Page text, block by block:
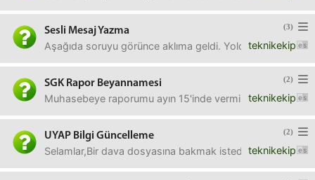
(3)
Sesli Mesaj Yazma
teknikekip
Aşağıda soruyu görünce aklıma geldi. Yolculuk
(2)
SGK Rapor Beyannamesi
teknikekip
Muhasebeye raporumu ayın 15'inde vermiştim. İşgüzar
(2)
UYAP Bilgi Güncelleme
teknikekip
Selamlar,Bir dava dosyasına bakmak istedim, kimlik